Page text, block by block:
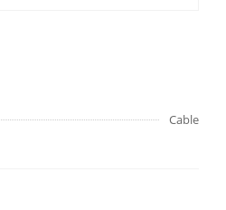
Cable